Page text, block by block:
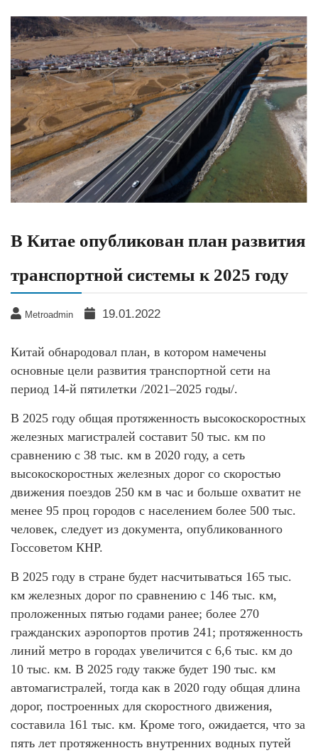
В Китае опубликован план развития
транспортной системы к 2025 году
Metroadmin 19.01.2022
Китай обнародовал план, в котором намечены
основные цели развития транспортной сети на
период 14-й пятилетки /2021–2025 годы/.
В 2025 году общая протяженность высокоскоростных
железных магистралей составит 50 тыс. км по
сравнению с 38 тыс. км в 2020 году, а сеть
высокоскоростных железных дорог со скоростью
движения поездов 250 км в час и больше охватит не
менее 95 проц городов с населением более 500 тыс.
человек, следует из документа, опубликованного
Госсоветом КНР.
В 2025 году в стране будет насчитываться 165 тыс.
км железных дорог по сравнению с 146 тыс. км,
проложенных пятью годами ранее; более 270
гражданских аэропортов против 241; протяженность
линий метро в городах увеличится с 6,6 тыс. км до
10 тыс. км. В 2025 году также будет 190 тыс. км
автомагистралей, тогда как в 2020 году общая длина
дорог, построенных для скоростного движения,
составила 161 тыс. км. Кроме того, ожидается, что за
пять лет протяженность внутренних водных путей